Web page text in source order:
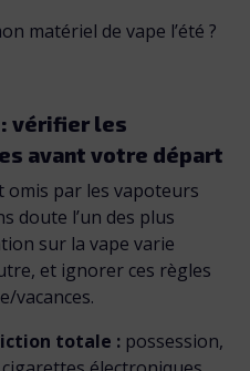
matériel de vape l’été ?
: vérifier les
avant votre départ
omis par les vapoteurs
doute l’un des plus
sur la vape varie
et ignorer ces règles
vacances.
totale : possession,